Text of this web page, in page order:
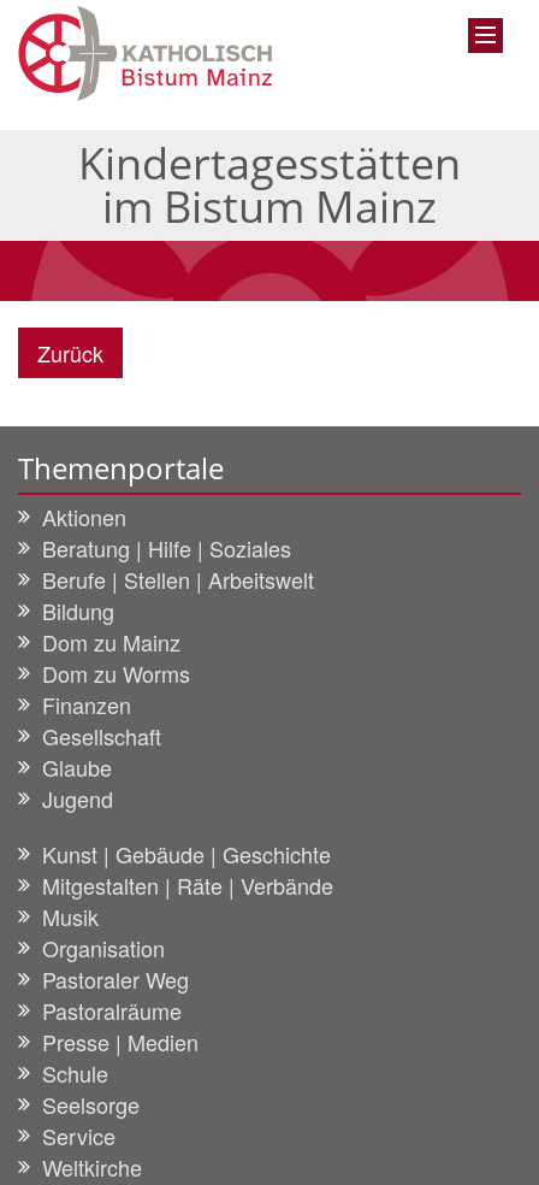
Kindertagesstätten
im Bistum Mainz
Zurück
Themenportale
Aktionen
Beratung | Hilfe | Soziales
Berufe | Stellen | Arbeitswelt
Bildung
Dom zu Mainz
Dom zu Worms
Finanzen
Gesellschaft
Glaube
Jugend
Kunst | Gebäude | Geschichte
Mitgestalten | Räte | Verbände
Musik
Organisation
Pastoraler Weg
Pastoralräume
Presse | Medien
Schule
Seelsorge
Service
Weltkirche